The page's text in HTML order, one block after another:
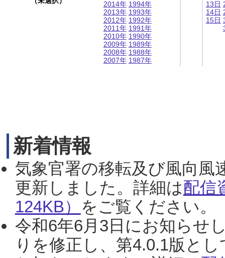
2014年
2013年
2012年
2011年
2010年
2009年
2008年
2007年
1994年
1993年
1992年
1991年
1990年
1989年
1988年
1987年
13日
14日
15日
新着情報
気象官署の移転及び風向風
更新しました。詳細は配信
124KB） をご覧ください。
令和6年6月3日にお知らせ
りを修正し、第4.0.1版と